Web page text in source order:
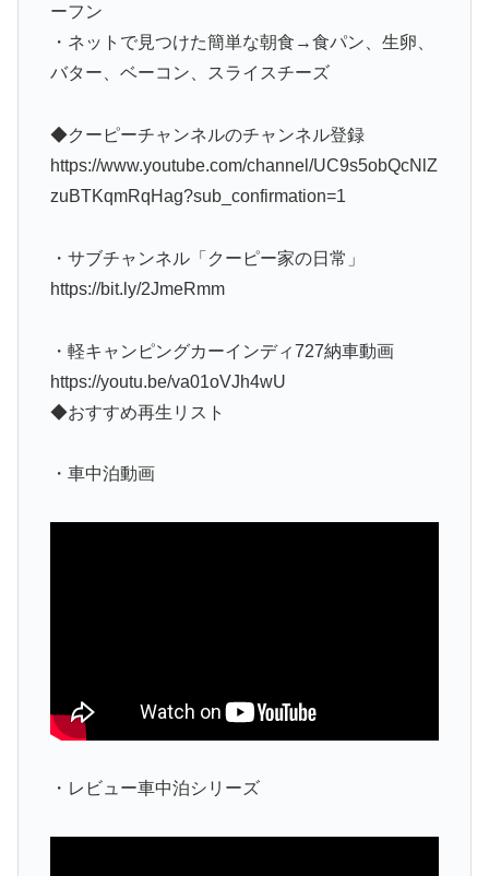
ーフン
・ネットで見つけた簡単な朝食→食パン、生卵、
バター、ベーコン、スライスチーズ
◆クーピーチャンネルのチャンネル登録
https://www.youtube.com/channel/UC9s5obQcNlZ
zuBTKqmRqHag?sub_confirmation=1
・サブチャンネル「クーピー家の日常」
https://bit.ly/2JmeRmm
・軽キャンピングカーインディ727納車動画
https://youtu.be/va01oVJh4wU
◆おすすめ再生リスト
・車中泊動画
・レビュー車中泊シリーズ